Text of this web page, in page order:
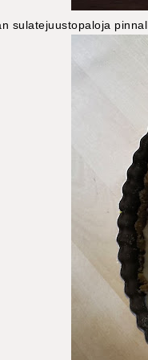
sulatejuustopaloja